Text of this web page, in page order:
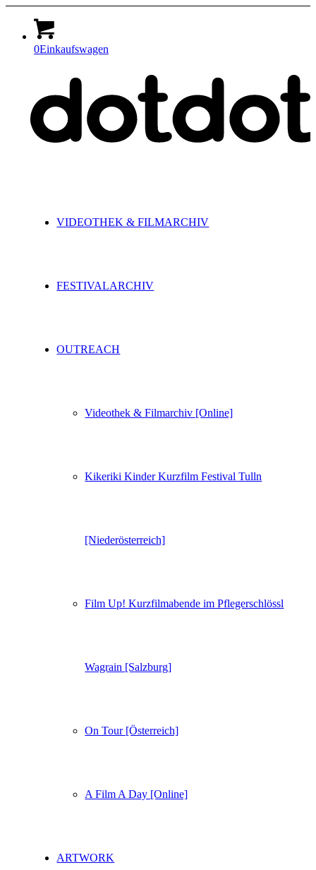
0Einkaufswagen
VIDEOTHEK & FILMARCHIV
FESTIVALARCHIV
OUTREACH
Videothek & Filmarchiv [Online]
Kikeriki Kinder Kurzfilm Festival Tulln
[Niederösterreich]
Film Up! Kurzfilmabende im Pflegerschlössl
Wagrain [Salzburg]
On Tour [Österreich]
A Film A Day [Online]
ARTWORK